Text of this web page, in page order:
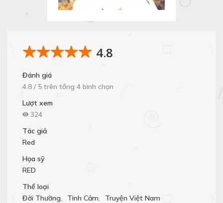
4.8
Đánh giá
4.8 / 5 trên tổng 4 bình chọn
Lượt xem
324
Tác giả
Red
Họa sỹ
RED
Thể loại
Đời Thường, Tình Cảm,
Truyện Việt Nam